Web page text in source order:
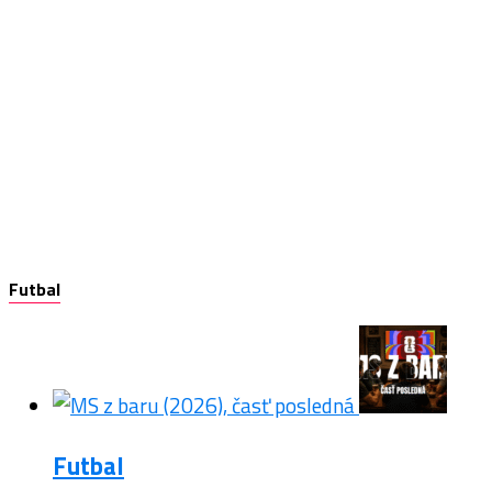
Futbal
Futbal